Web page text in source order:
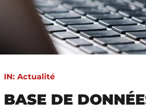
IN: Actualité
BASE DE